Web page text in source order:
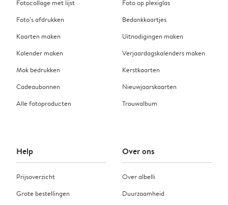
Fotocollage met lijst
Foto’s afdrukken
Kaarten maken
Kalender maken
Mok bedrukken
Cadeaubonnen
Alle fotoproducten
Foto op plexiglas
Bedankkaartjes
Uitnodigingen maken
Verjaardagskalenders maken
Kerstkaarten
Nieuwjaarskaarten
Trouwalbum
Help
Prijsoverzicht
Grote bestellingen
Over ons
Over albelli
Duurzaamheid